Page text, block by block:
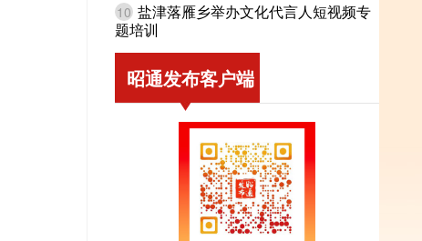
10 盐津落雁乡举办文化代言人短视频专
题培训
昭通发布客户端